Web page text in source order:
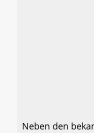
Neben den